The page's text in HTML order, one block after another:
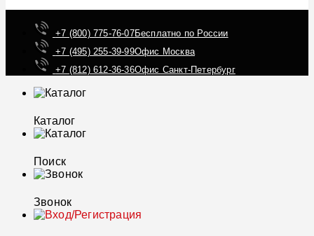
+7 (800) 775-76-07Бесплатно по России
+7 (495) 255-39-99Офис Москва
+7 (812) 612-36-36Офис Санкт-Петербург
Каталог
Поиск
Звонок